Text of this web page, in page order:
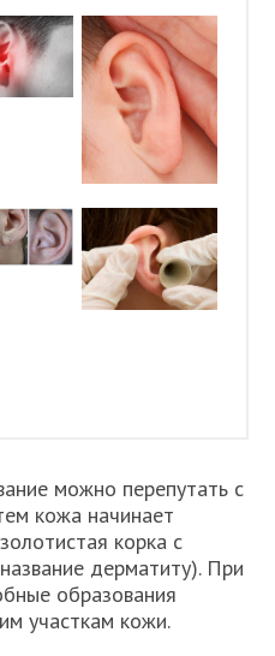
можно перепутать с
кожа начинает
корка с
дерматиту). При
образования
участкам кожи.